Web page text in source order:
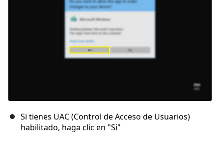
Si tienes UAC (Control de Acceso de Usuarios)
habilitado, haga clic en "Sí"